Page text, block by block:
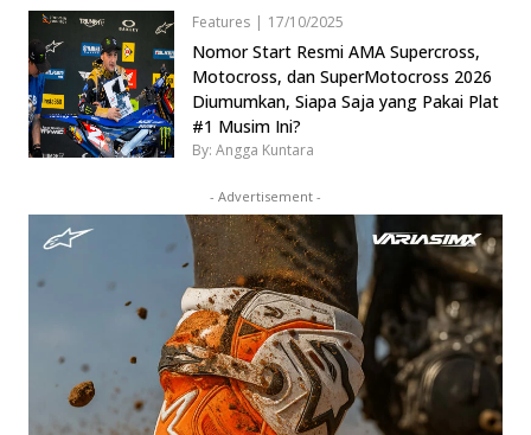
Features | 17/10/2025
Nomor Start Resmi AMA Supercross,
Motocross, dan SuperMotocross 2026
Diumumkan, Siapa Saja yang Pakai Plat
#1 Musim Ini?
By: Angga Kuntara
- Advertisement -